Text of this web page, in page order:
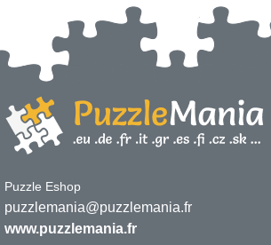
Puzzle Eshop
puzzlemania@puzzlemania.fr
www.puzzlemania.fr